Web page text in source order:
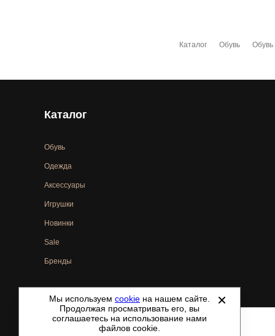
Каталог Обувь Обувь
Каталог
Обувь
Одежда
Аксессуары
Игрушки
Новинки
Sale
Бренды
©2021-2026 - ShoesTown.ru - все права защищены.
Мы используем cookie на нашем сайте.
Продолжая просматривать его, вы
соглашаетесь на использование нами
файлов cookie.